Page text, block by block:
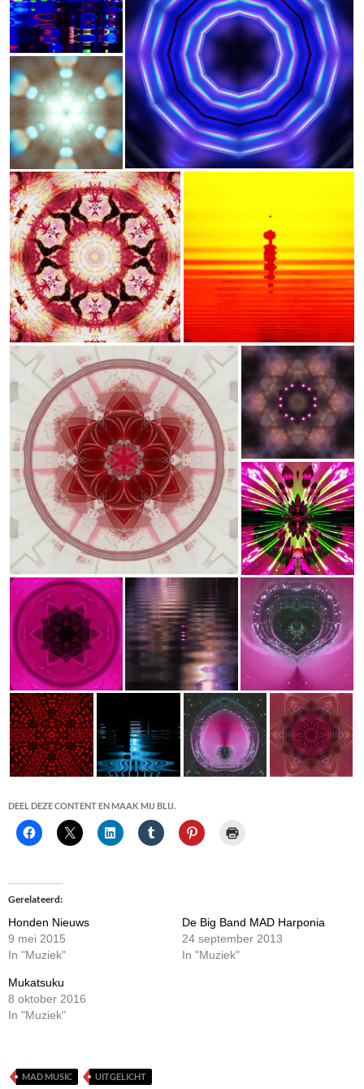
DEEL DEZE CONTENT EN MAAK MIJ BLIJ.
Gerelateerd
Honden Nieuws
9 mei 2015
In "Muziek"
De Big Band MAD Harponia
24 september 2013
In "Muziek"
Mukatsuku
8 oktober 2016
In "Muziek"
MAD MUSIC UITGELICHT